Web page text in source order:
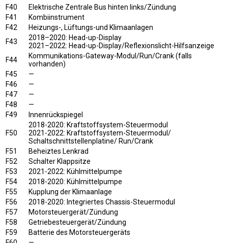
F40
Elektrische Zentrale Bus hinten links/Zündung
F41
Kombiinstrument
F42
Heizungs-, Lüftungs-und Klimaanlagen
F43
2018–2020: Head-up-Display
2021–2022: Head-up-Display/Reflexionslicht-Hilfsanzeige
F44
Kommunikations-Gateway-Modul/Run/Crank (falls
vorhanden)
F45
—
F46
—
F47
—
F48
—
F49
Innenrückspiegel
F50
2018-2020: Kraftstoffsystem-Steuermodul
2021-2022: Kraftstoffsystem-Steuermodul/
Schaltschnittstellenplatine/ Run/Crank
F51
Beheiztes Lenkrad
F52
Schalter Klappsitze
F53
2021-2022: Kühlmittelpumpe
F54
2018-2020: Kühlmittelpumpe
F55
Kupplung der Klimaanlage
F56
2018-2020: Integriertes Chassis-Steuermodul
F57
Motorsteuergerät/Zündung
F58
Getriebesteuergerät/Zündung
F59
Batterie des Motorsteuergeräts